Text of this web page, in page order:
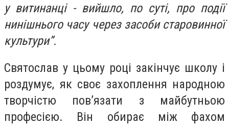
у витинанці - вийшло, по суті, про події
нинішнього часу через засоби старовинної
культури”.
Святослав у цьому році закінчує школу і
роздумує, як своє захоплення народною
творчістю пов’язати з майбутньою
професією. Він обирає між фахом